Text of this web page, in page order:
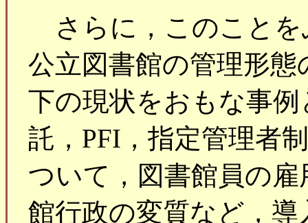
さらに，このことを
公立図書館の管理形
下の現状をおもな事
託，PFI，指定管理者
ついて，図書館員の
館行政の変質など，